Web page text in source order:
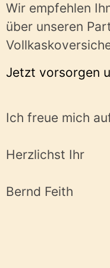
Wir empfehlen
über unseren
Jetzt vorsorgen
Ich freue mich
Herzlichst Ihr
Bernd Feith